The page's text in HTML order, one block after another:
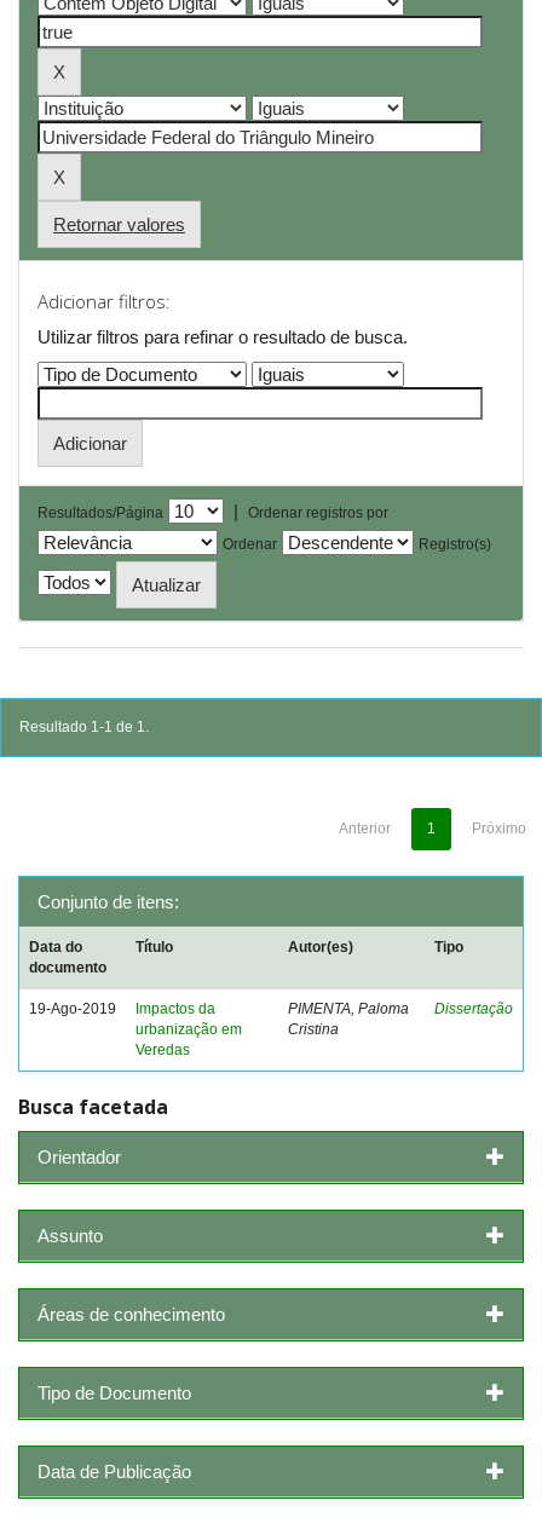
Retornar valores
Adicionar filtros:
Utilizar filtros para refinar o resultado de busca.
Resultados/Página |
Ordenar registros por
Ordenar
Registro(s)
Resultado 1-1 de 1.
Anterior 1 Próximo
Conjunto de itens:
Data do
documento
Título Autor(es) Tipo
19-Ago-2019
Impactos da
urbanização em
Veredas
PIMENTA, Paloma
Cristina
Dissertação
Busca facetada
Orientador
Assunto
Áreas de conhecimento
Tipo de Documento
Data de Publicação